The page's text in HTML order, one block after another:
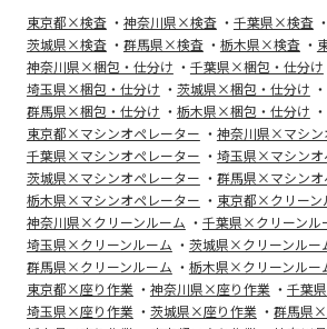
東京都×検査 神奈川県×検査 千葉県×検査
茨城県×検査
群馬県×検査 栃木県×検査
神奈川県×梱包・仕分け
千葉県×梱包・仕分け
埼玉県×梱包・仕分け
茨城県×梱包・仕分け
群馬県×梱包・仕分け
栃木県×梱包・仕分け
東京都×マシンオペレーター
神奈川県×マシン
千葉県×マシンオペレーター
埼玉県×マシンオ
茨城県×マシンオペレーター
群馬県×マシンオ
栃木県×マシンオペレーター
東京都×クリーン
神奈川県×クリーンルーム
千葉県×クリーンル
埼玉県×クリーンルーム
茨城県×クリーンルー
群馬県×クリーンルーム
栃木県×クリーンルー
東京都×座り作業
神奈川県×座り作業
千葉
埼玉県×座り作業
茨城県×座り作業
群馬県